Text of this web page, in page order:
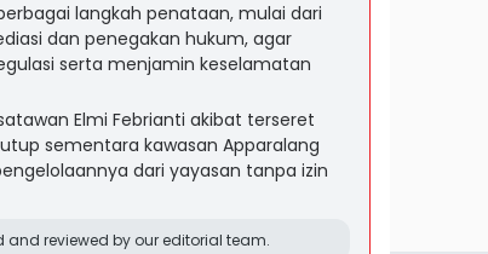
langkah penataan, mulai dari
dan penegakan hukum, agar
serta menjamin keselamatan
Elmi Febrianti akibat terseret
sementara kawasan Apparalang
dari yayasan tanpa izin
reviewed by our editorial team.